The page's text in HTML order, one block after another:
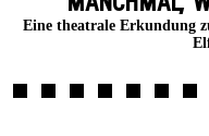
Eine theatrale Erkundung